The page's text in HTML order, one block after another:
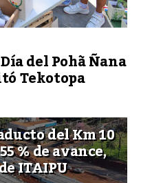
del Pohã Ñana
Tekotopa
del Km 10
% de avance,
ITAIPU